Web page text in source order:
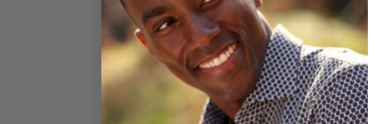
Zurück nach